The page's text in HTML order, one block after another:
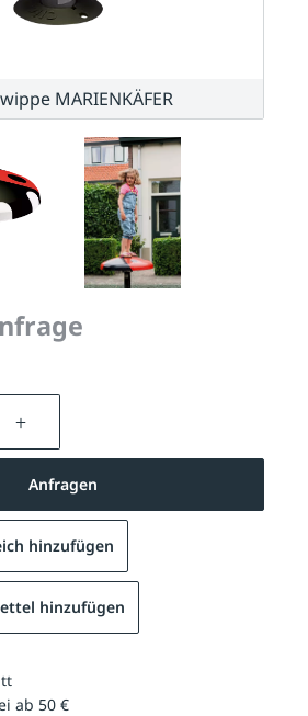
Gib den
Anfragen
hinzufügen
hinzufügen
ab 50 €
MARIENKÄFER